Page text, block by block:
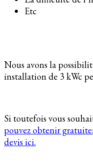
Etc
Nous avons la
installation de 3 kWc
Si toutefois vous
pouvez obtenir
devis ici.